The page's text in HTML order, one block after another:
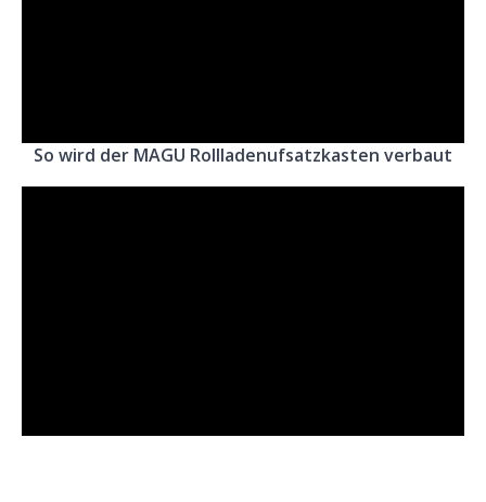
So wird der MAGU Rollladenufsatzkasten verbaut